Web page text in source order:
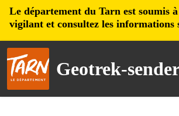
Le département du Tarn est soumis
vigilant et consultez les informations
Geotrek-